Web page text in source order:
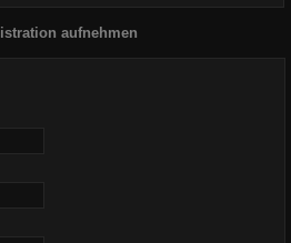
aufnehmen